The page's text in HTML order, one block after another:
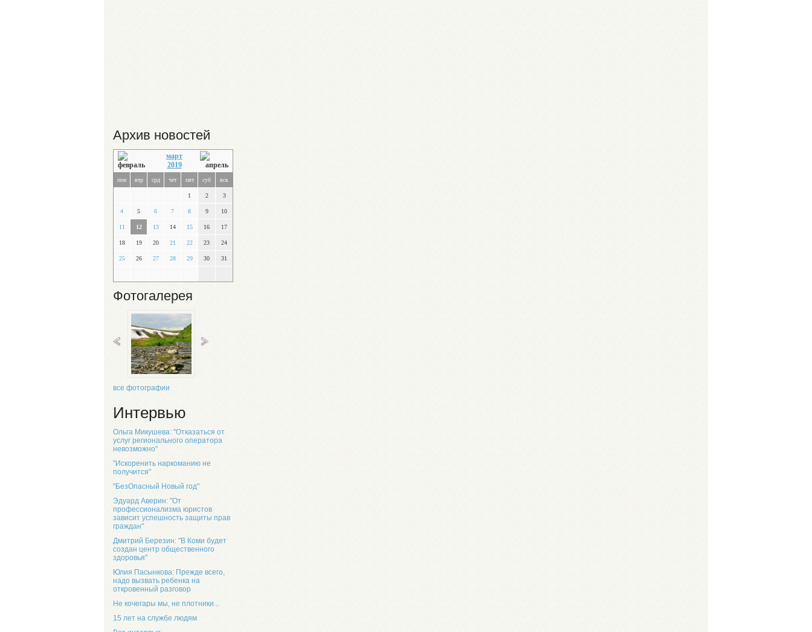
Архив новостей
март
2019
пон втр срд чет пят суб вск
1 2 3
4 5 6 7 8 9 10
11 12 13 14 15 16 17
18 19 20 21 22 23 24
25 26 27 28 29 30 31
Фотогалерея
все фотографии
Интервью
Ольга Микушева: "Отказаться от
услуг регионального оператора
невозможно"
"Искоренить наркоманию не
получится"
"БезОпасный Новый год"
Эдуард Аверин: "От
профессионализма юристов
зависит успешность защиты прав
граждан"
Дмитрий Березин: "В Коми будет
создан центр общественного
здоровья"
Юлия Пасынкова: Прежде всего,
надо вызвать ребенка на
откровенный разговор
Не кочегары мы, не плотники...
15 лет на службе людям